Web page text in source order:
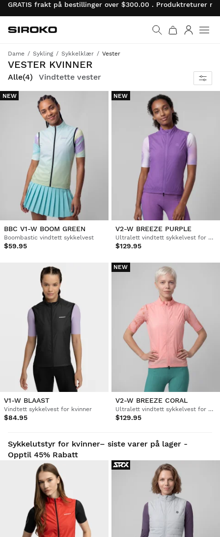
GRATIS frakt på bestillinger over $300.00 . Produktreturer
Gå til startsiden
Siroko.com
Dame Sykling Sykkelklær Vester
VESTER KVINNER
Teknologien som er i stand til å bygge opp en sterk vegg mellom deg og de kaldeste vindene.
Alle(4) Vindtette vester
NEW
BBC V1-W BOOM GREEN
Boombastic vindtett sykkelvest
$59.95
NEW
V2-W BREEZE PURPLE
Ultralett vindtett sykkelvest for kvinner
$129.95
V1-W BLAAST
Vindtett sykkelvest for kvinner
$84.95
NEW
V2-W BREEZE CORAL
Ultralett vindtett sykkelvest for kvinner
$129.95
Sykkelutstyr for kvinner– siste varer på lager -
Opptil 45% Rabatt